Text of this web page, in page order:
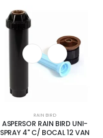
RAIN BIRD
ASPERSOR RAIN BIRD UNI-
SPRAY 4" C/ BOCAL 12 VAN